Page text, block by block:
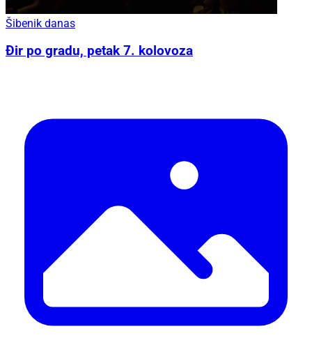
Šibenik danas
Đir po gradu, petak 7. kolovoza